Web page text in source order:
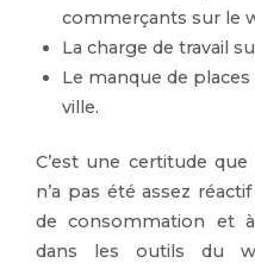
commerçants sur le
La charge de travail
Le manque de
ville.
C’est une certitude
n’a pas été assez
de consommation et
dans les outils du